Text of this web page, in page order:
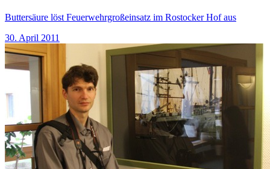
Buttersäure löst Feuerwehrgroßeinsatz im Rostocker Hof aus
30. April 2011